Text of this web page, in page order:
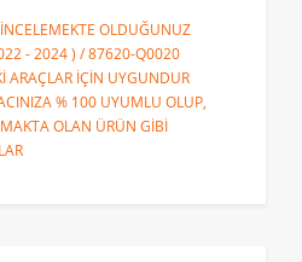
OLDUĞUNUZ
- 2024 ) / 87620-Q0020
ARAÇLAR İÇİN UYGUNDUR
% 100 UYUMLU OLUP,
OLAN ÜRÜN GİBİ